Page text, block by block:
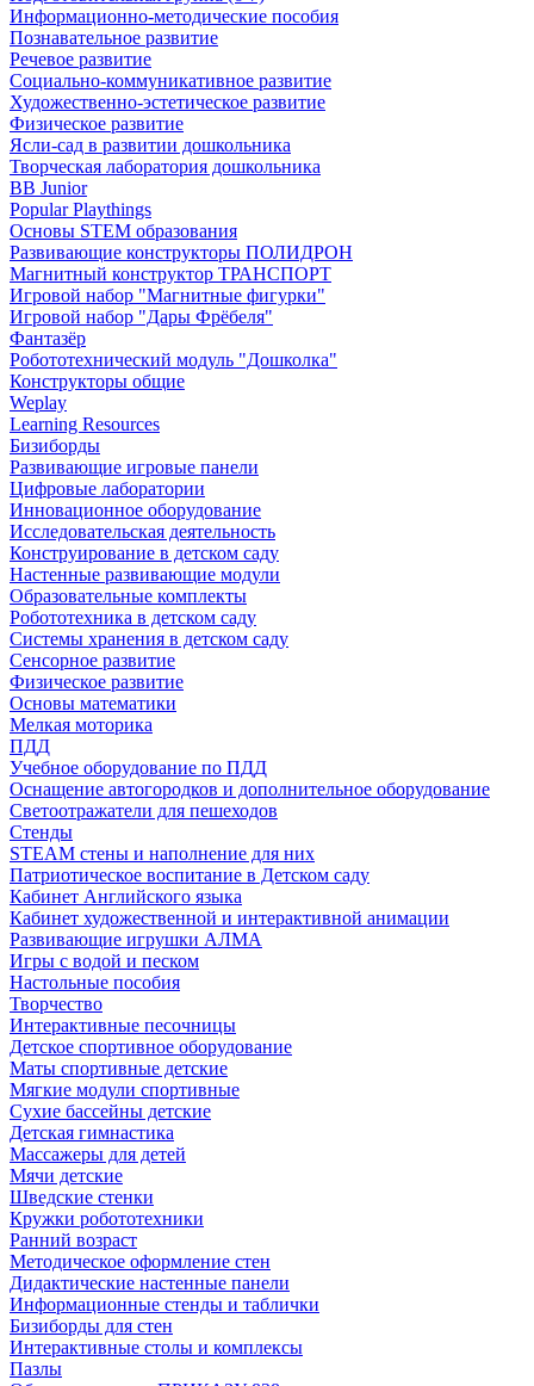
Информационно-методические пособия
Познавательное развитие
Речевое развитие
Социально-коммуникативное развитие
Художественно-эстетическое развитие
Физическое развитие
Ясли-сад в развитии дошкольника
Творческая лаборатория дошкольника
BB Junior
Popular Playthings
Основы STEM образования
Развивающие конструкторы ПОЛИДРОН
Магнитный конструктор ТРАНСПОРТ
Игровой набор "Магнитные фигурки"
Игровой набор "Дары Фрёбеля"
Фантазёр
Робототехнический модуль "Дошколка"
Конструкторы общие
Weplay
Learning Resources
Бизиборды
Развивающие игровые панели
Цифровые лаборатории
Инновационное оборудование
Исследовательская деятельность
Конструирование в детском саду
Настенные развивающие модули
Образовательные комплекты
Робототехника в детском саду
Системы хранения в детском саду
Сенсорное развитие
Физическое развитие
Основы математики
Мелкая моторика
ПДД
Учебное оборудование по ПДД
Оснащение автогородков и дополнительное оборудование
Светоотражатели для пешеходов
Стенды
STEAM стены и наполнение для них
Патриотическое воспитание в Детском саду
Кабинет Английского языка
Кабинет художественной и интерактивной анимации
Развивающие игрушки АЛМА
Игры с водой и песком
Настольные пособия
Творчество
Интерактивные песочницы
Детское спортивное оборудование
Маты спортивные детские
Мягкие модули спортивные
Сухие бассейны детские
Детская гимнастика
Массажеры для детей
Мячи детские
Шведские стенки
Кружки робототехники
Ранний возраст
Методическое оформление стен
Дидактические настенные панели
Информационные стенды и таблички
Бизиборды для стен
Интерактивные столы и комплексы
Пазлы